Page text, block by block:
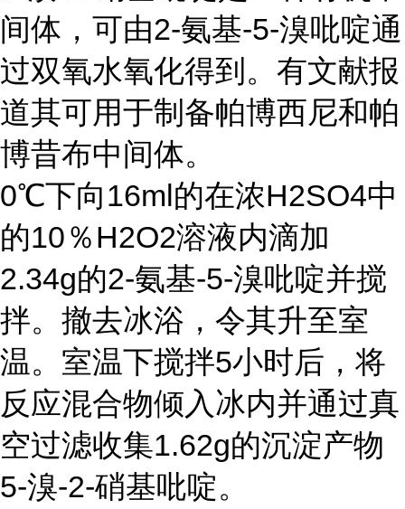
间体，可由2-氨基-5-溴吡啶通
过双氧水氧化得到。有文献报
道其可用于制备帕博西尼和帕
博昔布中间体。
0℃下向16ml的在浓H2SO4中
的10％H2O2溶液内滴加
2.34g的2-氨基-5-溴吡啶并搅
拌。撤去冰浴，令其升至室
温。室温下搅拌5小时后，将
反应混合物倾入冰内并通过真
空过滤收集1.62g的沉淀产物
5-溴-2-硝基吡啶。